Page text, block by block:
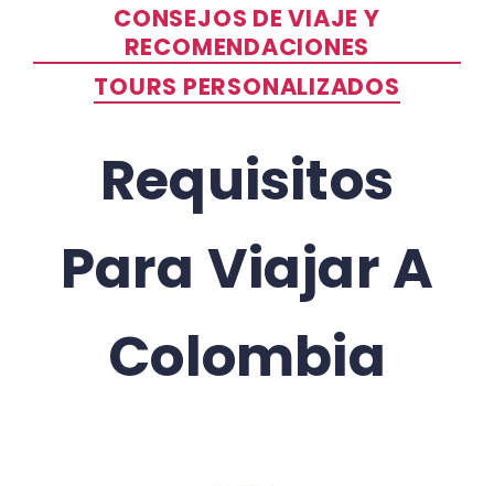
CONSEJOS DE VIAJE Y
RECOMENDACIONES
TOURS PERSONALIZADOS
Requisitos
Para Viajar A
Colombia